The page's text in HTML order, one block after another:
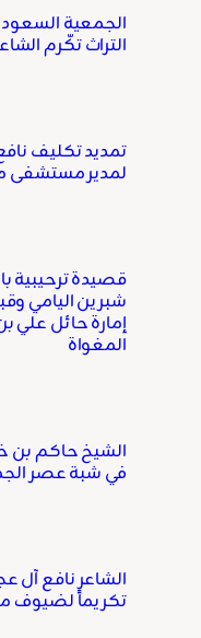
الجمعية
التراث تكّرم
تمديد تكليف
لمدير مستشفى
قصيدة ترحيبية
شبرين اليامي
إمارة حائل علي
المغواة
الشيخ حاكم بن
في شبة عصر
الشاعر نافع آل
تكريماً لضيوف